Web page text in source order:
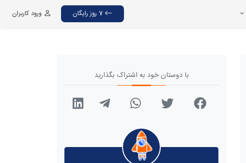
ورود کاربران
با دوستان خود به اشتراک بگذارید